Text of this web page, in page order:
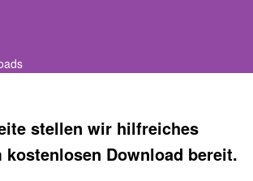
stellen wir hilfreiches
kostenlosen Download bereit.